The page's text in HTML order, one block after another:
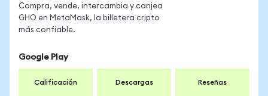
Compra, vende, intercambia y canjea
GHO en MetaMask, la billetera cripto
más confiable.
Google Play
Calificación Descargas Reseñas